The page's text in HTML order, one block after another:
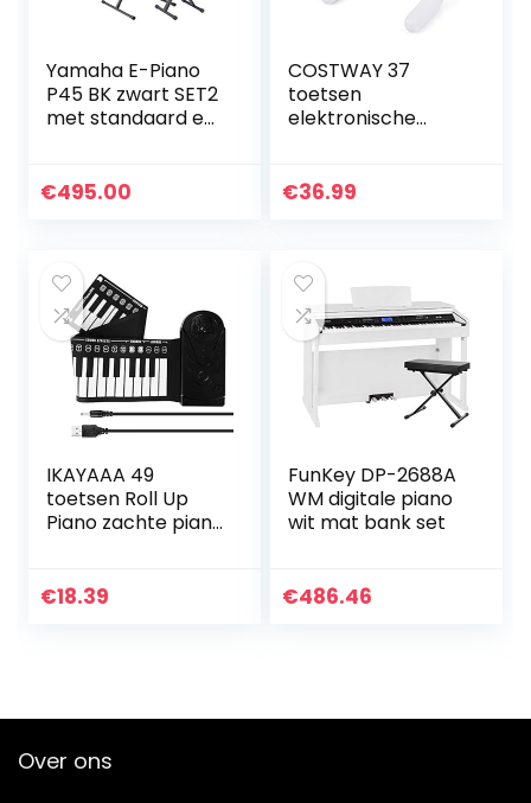
Yamaha E-Piano
P45 BK zwart SET2
met standaard en
€495.00
COSTWAY 37
toetsen
elektronische
draagbare
afneembare
benen, opnemen
& afspelen voor
verjaardagscadea
muzikaal
toetsenbord
peuter (Blauw)
€36.99
IKAYAAA 49
toetsen Roll Up
Piano zachte piano
elektronisch
€18.39
FunKey DP-2688A
WM digitale piano
wit mat bank set
€486.46
Over ons